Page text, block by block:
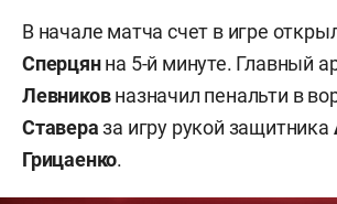
В начале матча счет в игре
Сперцянна 5-й минуте. Главный
Левниковназначил пенальти в
Ставераза игру рукой защитника
Грицаенко.